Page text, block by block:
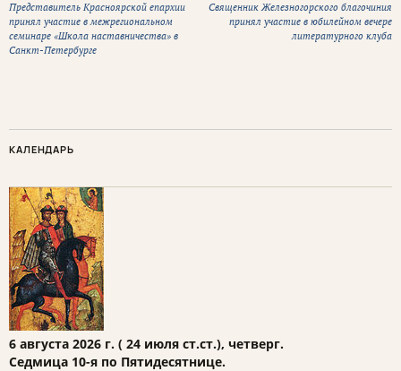
Представитель Красноярской епархии
принял участие в межрегиональном
семинаре «Школа наставничества» в
Санкт-Петербурге
Священник Железногорского благочиния
принял участие в юбилейном вечере
литературного клуба
КАЛЕНДАРЬ
6 августа 2026 г. ( 24 июля ст.ст.), четверг.
Седмица 10-я по Пятидесятнице.